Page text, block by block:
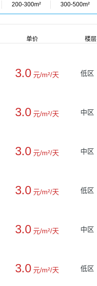
200-300m² 300-500m²
单价 楼层
3.0 元/m²/天 低区
3.0 元/m²/天 中区
3.0 元/m²/天 中区
3.0 元/m²/天 低区
3.0 元/m²/天 中区
3.0 元/m²/天 低区